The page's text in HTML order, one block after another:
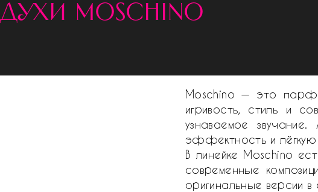
духи moschino
Moschino — это
игривость, стиль и
узнаваемое
эффектность и лёгкую
В линейке Moschino
современные
оригинальные версии